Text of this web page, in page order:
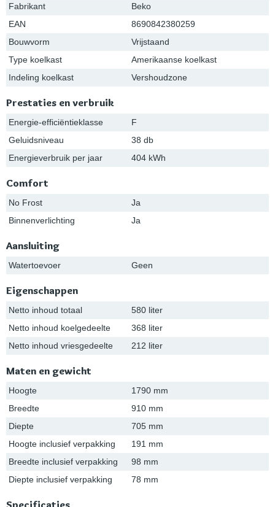
Fabrikant
Beko
EAN
8690842380259
Bouwvorm
Vrijstaand
Type koelkast
Amerikaanse koelkast
Indeling koelkast
Vershoudzone
Prestaties en verbruik
Energie-efficiëntieklasse
F
Geluidsniveau
38 db
Energieverbruik per jaar
404 kWh
Comfort
No Frost
Ja
Binnenverlichting
Ja
Aansluiting
Watertoevoer Geen
Eigenschappen
Netto inhoud totaal
580 liter
Netto inhoud koelgedeelte
368 liter
Netto inhoud vriesgedeelte
212 liter
Maten en gewicht
Hoogte
1790 mm
Breedte
910 mm
Diepte
705 mm
Hoogte inclusief verpakking
191 mm
Breedte inclusief verpakking
98 mm
Diepte inclusief verpakking
78 mm
Specificaties